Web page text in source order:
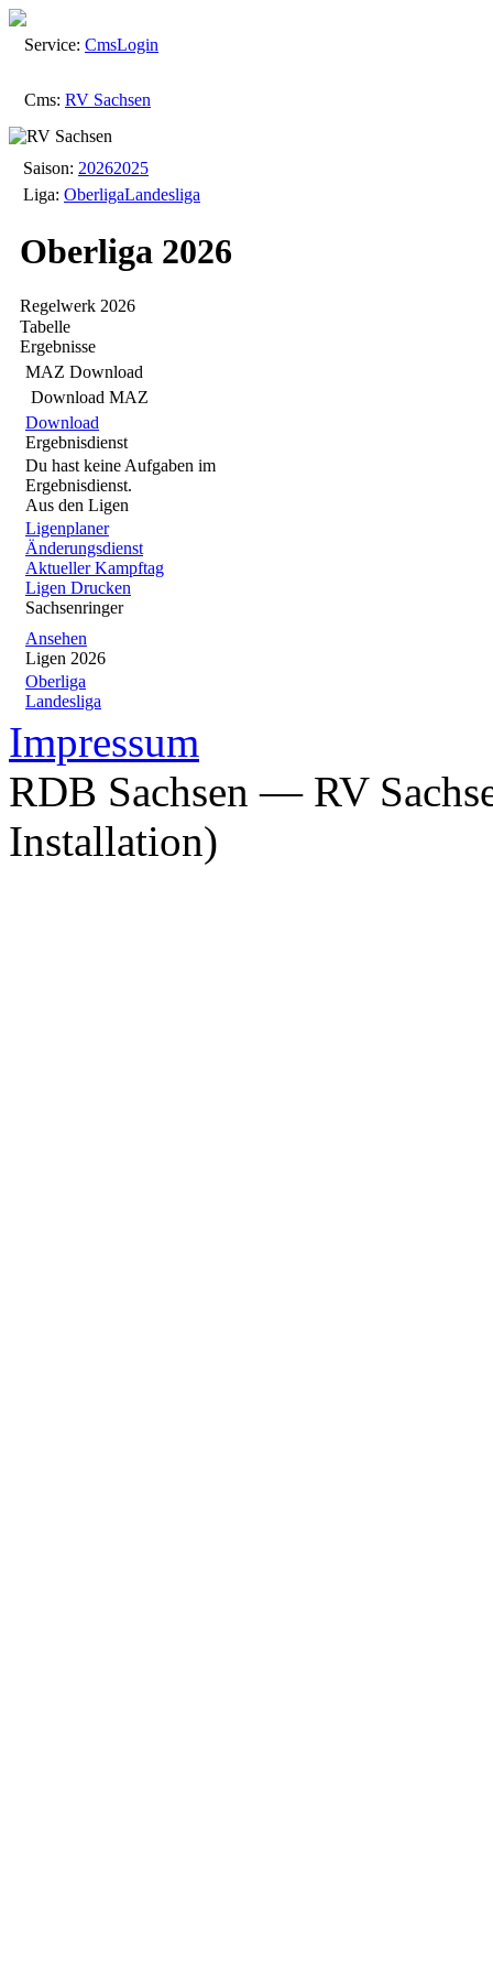
Cms: RV Sachsen
Service: CmsLogin
Saison: 20262025
Liga: OberligaLandesliga
Oberliga 2026
Regelwerk 2026
Tabelle
Ergebnisse
MAZ Download
Download MAZ
Download
Ergebnisdienst
Du hast keine Aufgaben im
Ergebnisdienst.
Aus den Ligen
Ligenplaner
Änderungsdienst
Aktueller Kampftag
Ligen Drucken
Sachsenringer
Ansehen
Ligen 2026
Oberliga
Landesliga
Impressum
RDB Sachsen — RV
Installation)